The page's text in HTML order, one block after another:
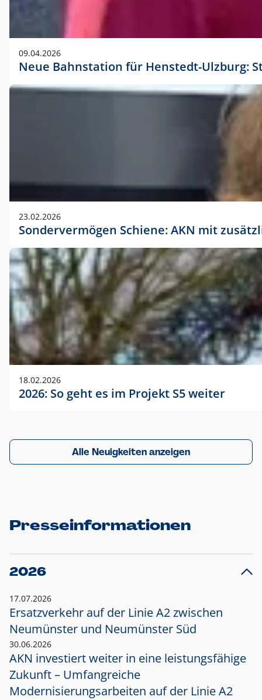
09.04.2026
Neue Bahnstation für Henstedt-Ulzburg:
23.02.2026
Sondervermögen Schiene: AKN mit
18.02.2026
2026: So geht es im Projekt S5 weiter
Alle Neuigkeiten anzeigen
Presseinformationen
2026
17.07.2026
Ersatzverkehr auf der Linie A2 zwischen
Neumünster und Neumünster Süd
30.06.2026
AKN investiert weiter in eine leistungsfähige
Zukunft – Umfangreiche
Modernisierungsarbeiten auf der Linie A2